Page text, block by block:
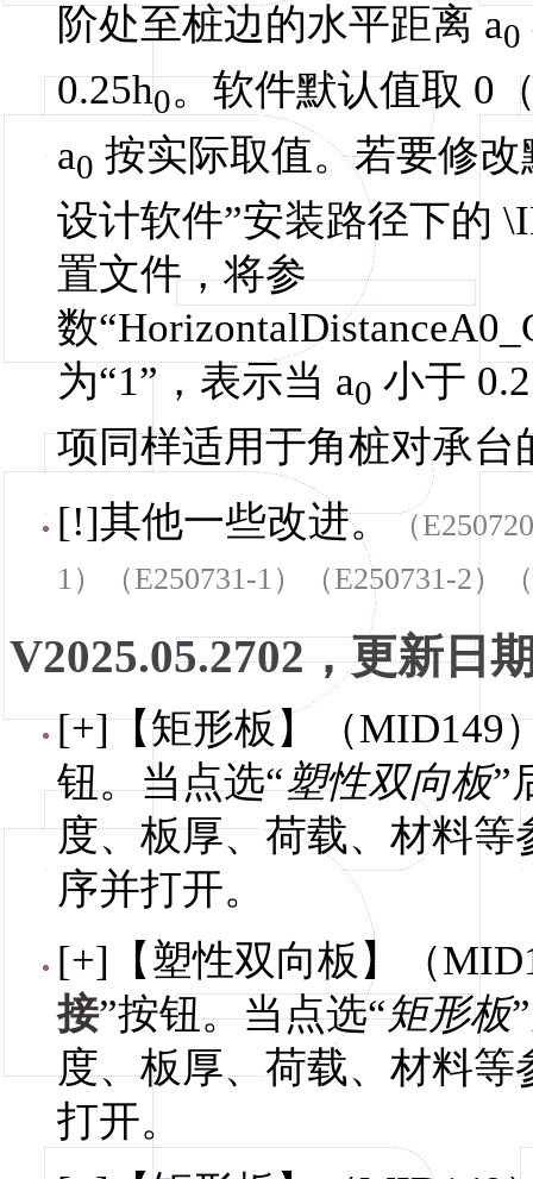
阶处至桩边的水平距离 a0
0.25h0。软件默认值取 0
a0 按实际取值。若要修
设计软件”安装路径下的
置文件，将参
数
为“1”，表示当 a0 小于
项同样适用于角桩对承台
[!]其他一些改进。（
1）（E250731-1）（E250731-2）
V2025.05.2702，更新日
[+]【矩形板】（MID149
钮。当点选“塑性双向板”
度、板厚、荷载、材料
序并打开。
[+]【塑性双向板】（
接”按钮。当点选“矩形板
度、板厚、荷载、材料
打开。